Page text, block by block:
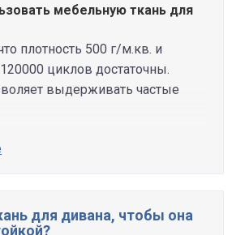
мебельную ткань для
плотность 500 г/м.кв. и
циклов достаточны.
выдерживать частые
для дивана, чтобы она